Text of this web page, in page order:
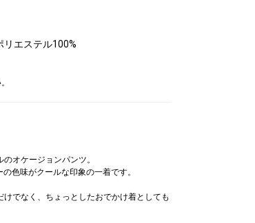
クタイ
6,710
ネクタイ
￥6,710
リエステル100%
オケージョンパンツ。
色味がクールな印象の一着です。
でなく、ちょっとしたおでかけ着としても